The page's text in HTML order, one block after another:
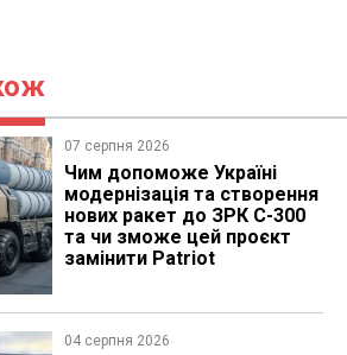
07 серпня 2026
Чим допоможе Україні
модернізація та створення
нових ракет до ЗРК С-300
та чи зможе цей проєкт
замінити Patriot
04 серпня 2026